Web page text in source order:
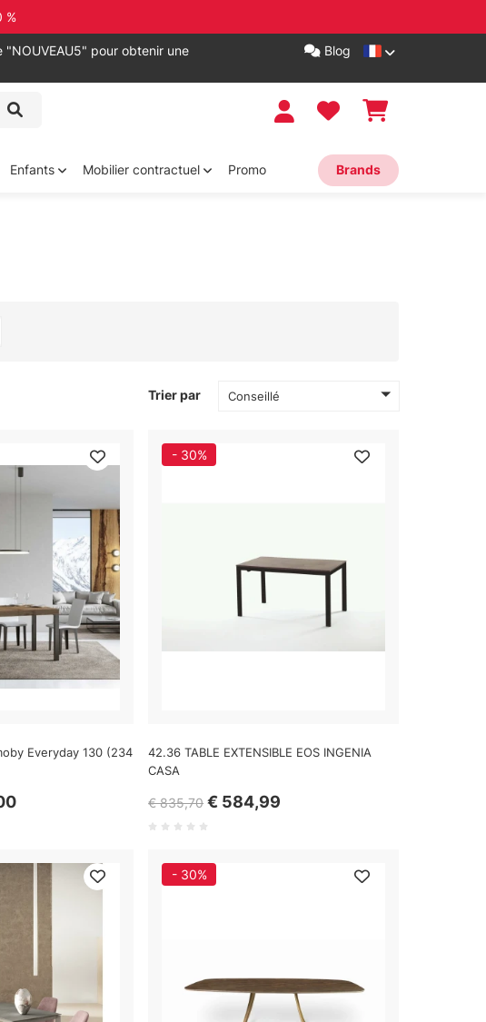
%
pour obtenir une
Blog
Enfants Mobilier contractuel Promo Brands
Trier par Conseillé
Everyday 130 (234
- 30%
42.36 TABLE EXTENSIBLE EOS INGENIA
CASA
€ 835,70 € 584,99
- 30%